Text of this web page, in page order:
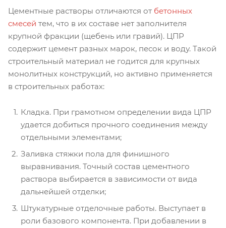
Цементные растворы отличаются от бетонных
смесей тем, что в их составе нет заполнителя
крупной фракции (щебень или гравий). ЦПР
содержит цемент разных марок, песок и воду. Такой
строительный материал не годится для крупных
монолитных конструкций, но активно применяется
в строительных работах:
Кладка. При грамотном определении вида ЦПР
удается добиться прочного соединения между
отдельными элементами;
Заливка стяжки пола для финишного
выравнивания. Точный состав цементного
раствора выбирается в зависимости от вида
дальнейшей отделки;
Штукатурные отделочные работы. Выступает в
роли базового компонента. При добавлении в